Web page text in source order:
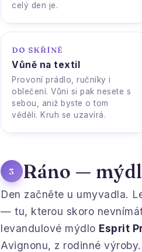
celý den je.
DO SKŘÍNĚ
Vůně na textil
Provoní prádlo, ručníky i
oblečení. Vůni si pak nesete s
sebou, aniž byste o tom
věděli. Kruh se uzavírá.
3 Ráno —
Den začněte u umyvadla.
— tu, kterou skoro
levandulové mýdlo Esprit
Avignonu, z rodinné výroby.